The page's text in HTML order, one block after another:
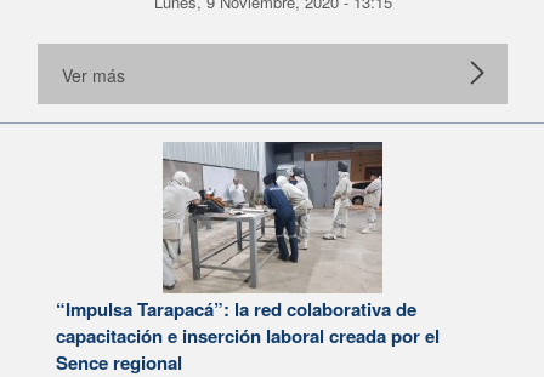
Ver más
“Impulsa Tarapacá”: la red colaborativa de
capacitación e inserción laboral creada por el
Sence regional